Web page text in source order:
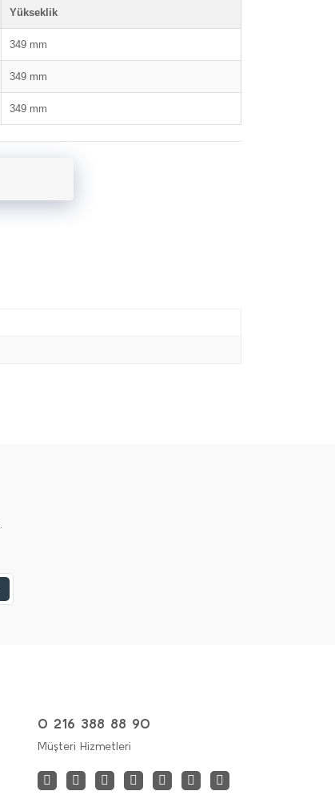
Yükseklik
349 mm
349 mm
349 mm
0 216 388 88 90
Müşteri Hizmetleri